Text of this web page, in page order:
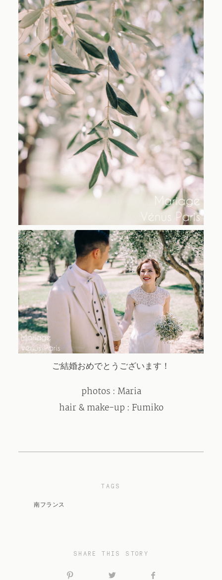
ご結婚おめでとうございます！
photos : Maria
hair & make-up : Fumiko
TAGS
南フランス
SHARE THIS STORY